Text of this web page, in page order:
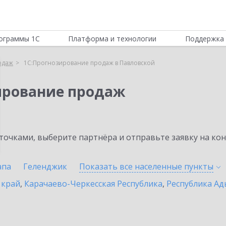
1С Платформа и технологии Поддержка
1С:Прогнозирование продаж в Павловской
продаж
выберите партнёра и отправьте заявку на
Геленджик Показать все населенные пункты
, Карачаево-Черкесская Республика, Республика